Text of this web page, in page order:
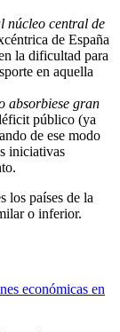
núcleo central de
de España
la dificultad para
en aquella
absorbiese gran
público (ya
de ese modo
iniciativas
los países de la
o inferior.
económicas en